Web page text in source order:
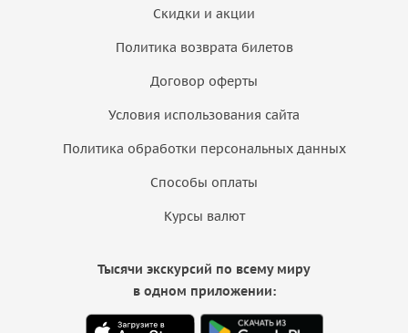
Скидки и акции
Политика возврата билетов
Договор оферты
Условия использования сайта
Политика обработки персональных данных
Способы оплаты
Курсы валют
Тысячи экскурсий по всему миру
в одном приложении: